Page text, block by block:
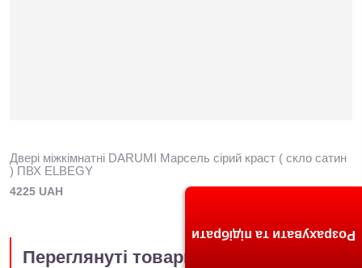
Двері міжкімнатні DARUMI Марсель сірий краст ( скло сатин
) ПВХ ELBEGY
4225 UAH
Переглянуті товари
Розрахувати та підібрати